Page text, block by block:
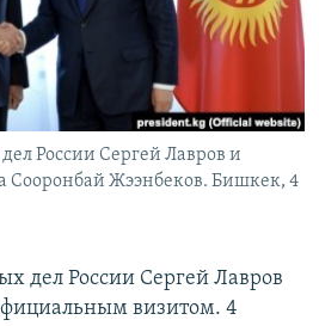
России Сергей Лавров и
Сооронбай Жээнбеков. Бишкек, 4
дел России Сергей Лавров
визитом. 4